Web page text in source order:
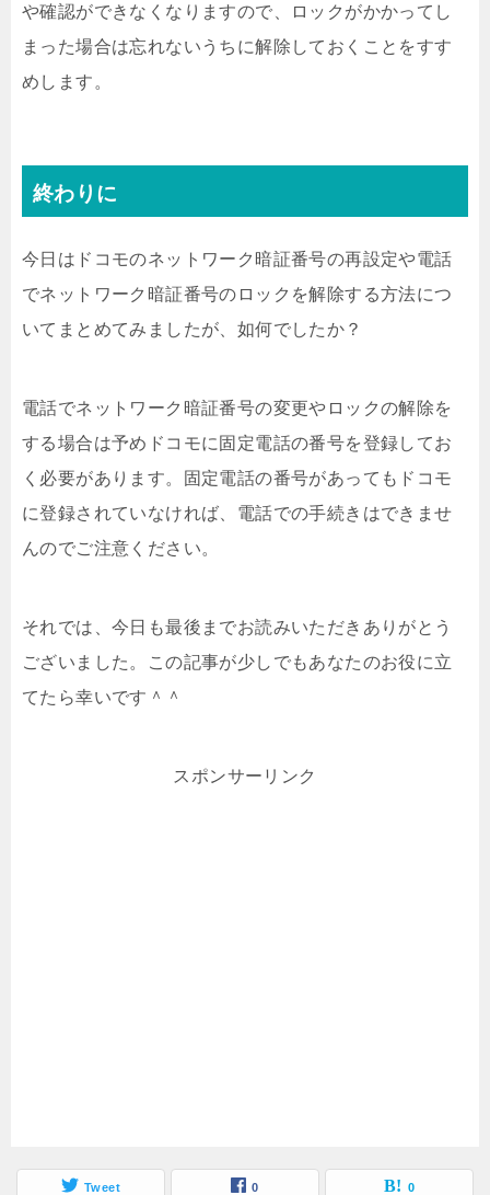
や確認ができなくなりますので、ロックがかかってし
まった場合は忘れないうちに解除しておくことをすす
めします。
終わりに
今日はドコモのネットワーク暗証番号の再設定や電話
でネットワーク暗証番号のロックを解除する方法につ
いてまとめてみましたが、如何でしたか？
電話でネットワーク暗証番号の変更やロックの解除を
する場合は予めドコモに固定電話の番号を登録してお
く必要があります。固定電話の番号があってもドコモ
に登録されていなければ、電話での手続きはできませ
んのでご注意ください。
それでは、今日も最後までお読みいただきありがとう
ございました。この記事が少しでもあなたのお役に立
てたら幸いです＾＾
スポンサーリンク
Tweet 0 0